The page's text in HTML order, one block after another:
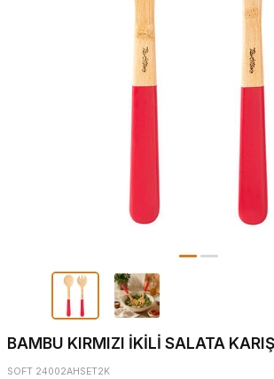
BAMBU KIRMIZI İKİLİ SALATA
SOFT 24002AHSET2K